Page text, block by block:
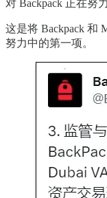
对 Backpack 正在努
这是将 Backpack 和
努力中的第一项。